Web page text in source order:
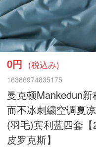
0円 (税込み)
16386974835175
曼克顿Mankedun
而不冰刺繍空调夏
(羽毛)宾利蓝四套
皮罗克斯】